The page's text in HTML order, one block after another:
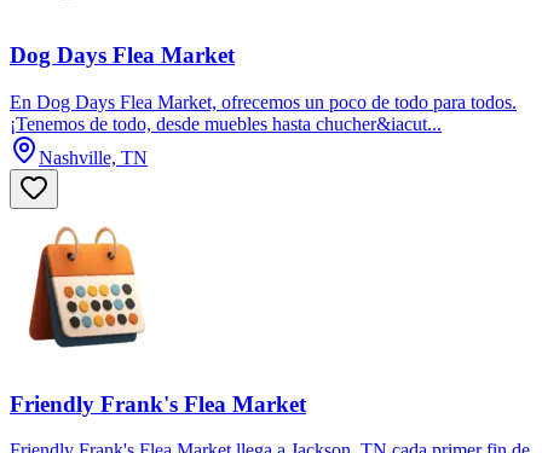
Dog Days Flea Market
En Dog Days Flea Market, ofrecemos un poco de todo para todos.
¡Tenemos de todo, desde muebles hasta chucher&iacut...
Nashville, TN
Friendly Frank's Flea Market